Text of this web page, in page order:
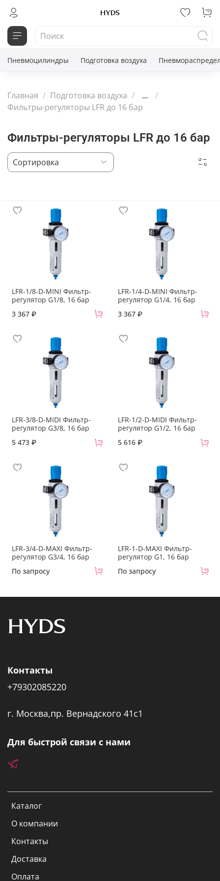
Пневмоцилиндры Подготовка воздуха
Главная Подготовка воздуха
...
Фильтры-регуляторы LFR до 16 бар
Фильтры-регуляторы LFR до 16 бар
LFR-1/8-D-MINI Фильтр-
регулятор G1/8, 16 бар
3 367 ₽
LFR-1/4-D-MINI Фильтр-
регулятор G1/4, 16 бар
3 367 ₽
LFR-3/8-D-MIDI Фильтр-
регулятор G3/8, 16 бар
5 473 ₽
LFR-1/2-D-MIDI Фильтр-
регулятор G1/2, 16 бар
5 616 ₽
LFR-3/4-D-MAXI Фильтр-
регулятор G3/4, 16 бар
По запросу
LFR-1-D-MAXI Фильтр-
регулятор G1, 16 бар
По запросу
Каталог
О компании
Контакты
Доставка
Оплата
Контакты
+79302085220
г. Москва,пр. Вернадского 41с1
Для быстрой связи с нами